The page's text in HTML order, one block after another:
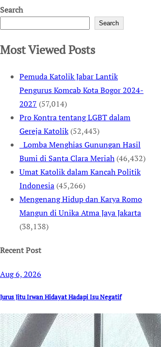
Search
Search
Most Viewed Posts
Pemuda Katolik Jabar Lantik
Pengurus Komcab Kota Bogor 2024-
2027 (57,014)
Pro Kontra tentang LGBT dalam
Gereja Katolik (52,443)
Lomba Menghias Gunungan Hasil
Bumi di Santa Clara Meriah (46,432)
Umat Katolik dalam Kancah Politik
Indonesia (45,266)
Mengenang Hidup dan Karya Romo
Mangun di Unika Atma Jaya Jakarta
(38,138)
Recent Post
Aug 6, 2026
Jurus Jitu Irwan Hidayat Hadapi Isu Negatif